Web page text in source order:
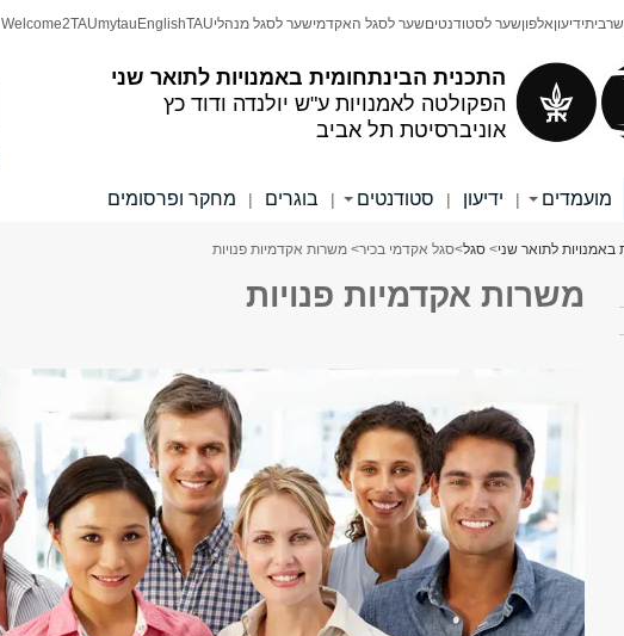
התכנית הבינתחומית באמנויות לתואר שני
הפקולטה לאמנויות ע"ש יולנדה ודוד כץ
אוניברסיטת תל אביב
ביתידיעוןאלפוןשער לסטודנטיםשער לסגל האקדמישער לסגל מנהליTAU
English
mytau
Welcome2TAU
מועמדים | ידיעון | סטודנטים | בוגרים | מחקר ופרסומים
לתואר שני> סגל>סגל אקדמי בכיר> משרות אקדמיות פנויות
משרות אקדמיות פנויות